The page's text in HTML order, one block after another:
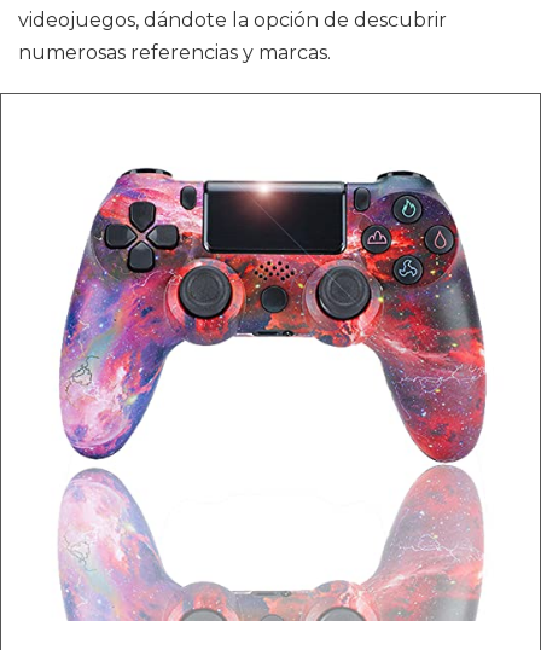
videojuegos, dándote la opción de descubrir
numerosas referencias y marcas.